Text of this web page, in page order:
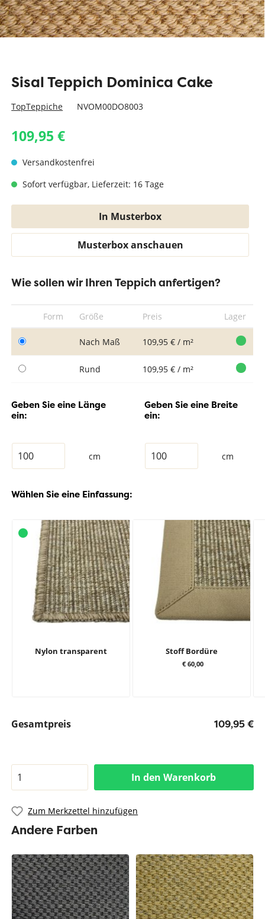
Sisal Teppich Dominica Cake
TopTeppiche NVOM00DO8003
109,95 €
Versandkostenfrei
Sofort verfügbar, Lieferzeit: 16 Tage
In Musterbox
Musterbox anschauen
Wie sollen wir Ihren Teppich anfertigen?
Form Größe Preis Lager
Nach Maß 109,95 € / m²
Rund 109,95 € / m²
Geben Sie eine Länge
ein:
cm
Geben Sie eine Breite
ein:
cm
Wählen Sie eine Einfassung:
Nylon transparent Stoff Bordüre
€ 60,00
Gesamtpreis 109,95 €
In den Warenkorb
Zum Merkzettel hinzufügen
Andere Farben